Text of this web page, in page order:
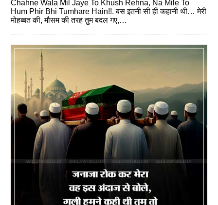
Chahne Wala Mil Jaye To Khush Rehna, Na Mile To
Hum Phir Bhi Tumhare Hain!!. बस इतनी सी ही कहानी थी… मेरी
मोहब्‍बत की, मौसम की तरह तुम बदल गए,…